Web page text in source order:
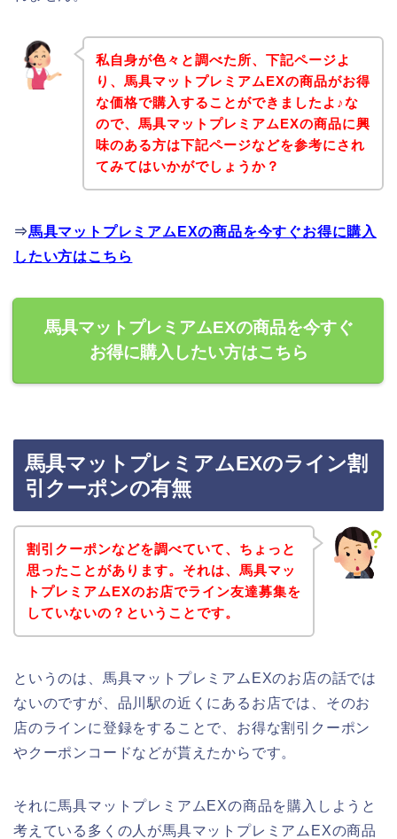
私自身が色々と調べた所、下記ページよ
り、馬具マットプレミアムEXの商品がお得
な価格で購入することができましたよ♪な
ので、馬具マットプレミアムEXの商品に興
味のある方は下記ページなどを参考にされ
てみてはいかがでしょうか？
⇒馬具マットプレミアムEXの商品を今すぐお得に購入
したい方はこちら
馬具マットプレミアムEXの商品を今すぐ
お得に購入したい方はこちら
馬具マットプレミアムEXのライン割
引クーポンの有無
割引クーポンなどを調べていて、ちょっと
思ったことがあります。それは、馬具マッ
トプレミアムEXのお店でライン友達募集を
していないの？ということです。
というのは、馬具マットプレミアムEXのお店の話では
ないのですが、品川駅の近くにあるお店では、そのお
店のラインに登録をすることで、お得な割引クーポン
やクーポンコードなどが貰えたからです。
それに馬具マットプレミアムEXの商品を購入しようと
考えている多くの人が馬具マットプレミアムEXの商品